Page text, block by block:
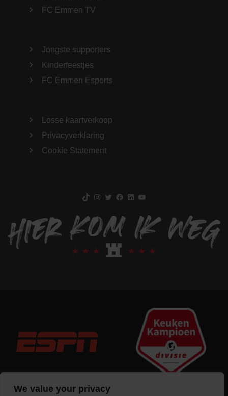
We value your privacy
FC Emmen TV
Jongste supporters
Kinderfeestjes
FC Emmen Esports
Losse kaartverkoop
Privacyverklaring
Cookie Statement